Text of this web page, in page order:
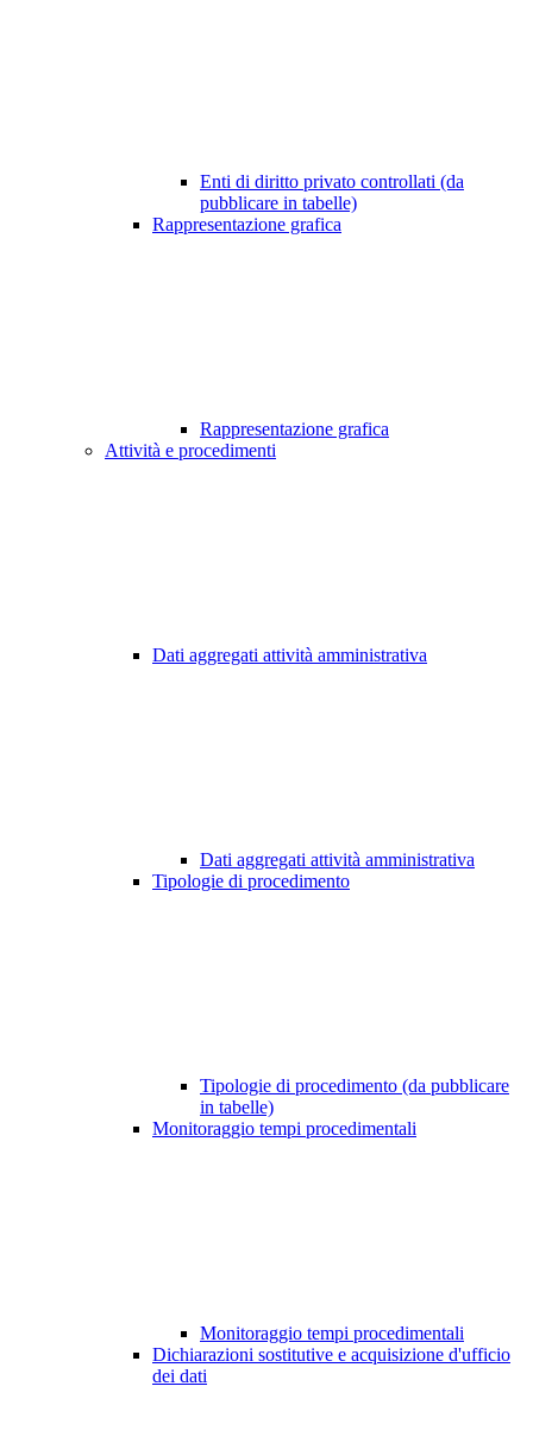
Enti di diritto privato controllati (da
pubblicare in tabelle)
Rappresentazione grafica
Rappresentazione grafica
Attività e procedimenti
Dati aggregati attività amministrativa
Dati aggregati attività amministrativa
Tipologie di procedimento
Tipologie di procedimento (da pubblicare
in tabelle)
Monitoraggio tempi procedimentali
Monitoraggio tempi procedimentali
Dichiarazioni sostitutive e acquisizione d'ufficio
dei dati